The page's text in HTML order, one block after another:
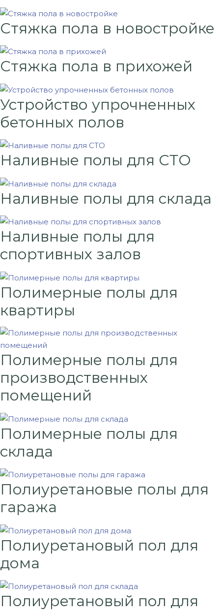
Стяжка пола в новостройке
Стяжка пола в прихожей
Устройство упрочненных
бетонных полов
Наливные полы для СТО
Наливные полы для склада
Наливные полы для
спортивных залов
Полимерные полы для
квартиры
Полимерные полы для
производственных
помещений
Полимерные полы для
склада
Полиуретановые полы для
гаража
Полиуретановый пол для
дома
Полиуретановый пол для